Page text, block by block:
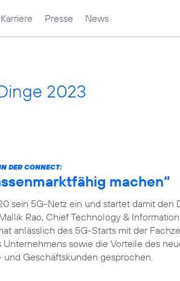
Karriere Presse News
2023
DER CONNECT:
machen“
sein 5G-Netz ein und startet damit den
Rao, Chief Technology &
anlässlich des 5G-Starts mit der
sowie die Vorteile des
Geschäftskunden gesprochen.